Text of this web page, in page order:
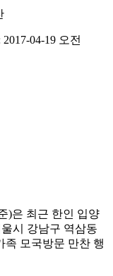
04-19 오전
)은 최근 한인 입양
시 강남구 역삼동
족 모국방문 만찬 행